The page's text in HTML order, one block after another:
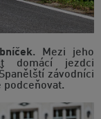
. Mezi jeho
domácí jezdci
závodníci